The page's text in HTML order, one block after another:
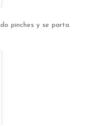
pinches y se parta.